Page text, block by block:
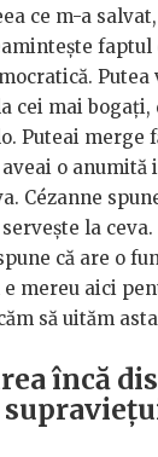
ce m-a
faptul
cei mai
Puteai merge
o anumită
Cézanne
la ceva.
că are o
mereu aici
să uităm
încă